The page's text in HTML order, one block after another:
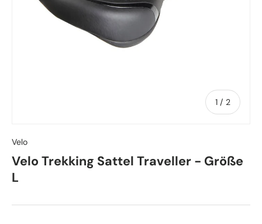
1 / von
2
Velo
Velo Trekking Sattel Traveller - Größe
L